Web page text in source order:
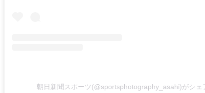
朝日新聞スポーツ(@sportsphotography_asahi)がシェ